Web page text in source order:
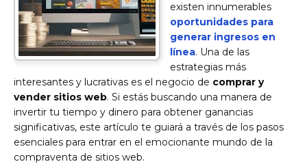
existen innumerables
oportunidades para
generar ingresos en
línea. Una de las
estrategias más
interesantes y lucrativas es el negocio de comprar y
vender sitios web. Si estás buscando una manera de
invertir tu tiempo y dinero para obtener ganancias
significativas, este artículo te guiará a través de los pasos
esenciales para entrar en el emocionante mundo de la
compraventa de sitios web.